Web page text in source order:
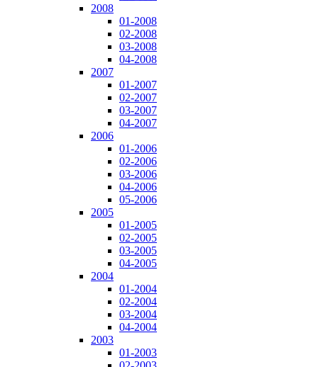
2008
01-2008
02-2008
03-2008
04-2008
2007
01-2007
02-2007
03-2007
04-2007
2006
01-2006
02-2006
03-2006
04-2006
05-2006
2005
01-2005
02-2005
03-2005
04-2005
2004
01-2004
02-2004
03-2004
04-2004
2003
01-2003